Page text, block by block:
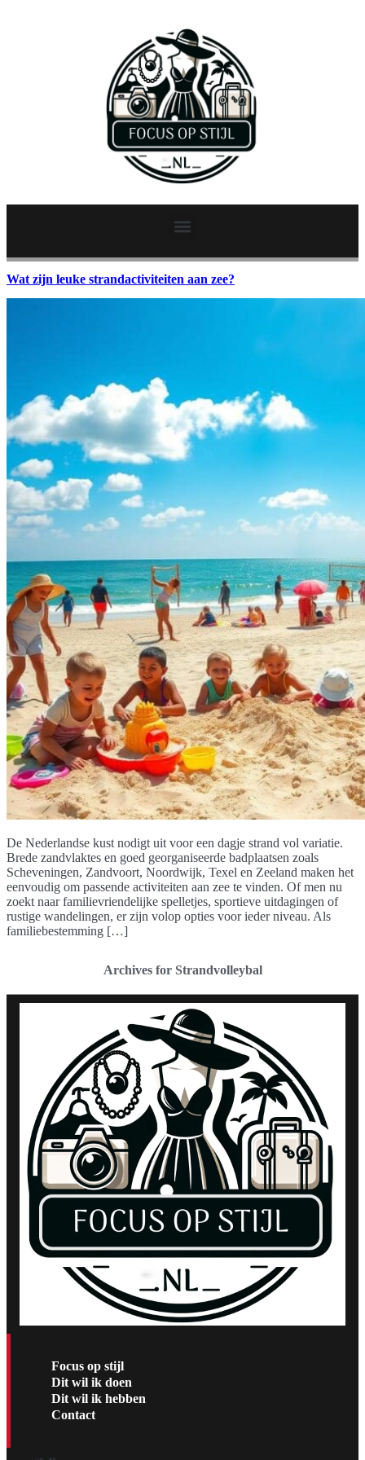
Wat zijn leuke strandactiviteiten aan zee?
De Nederlandse kust nodigt uit voor een dagje strand vol variatie.
Brede zandvlaktes en goed georganiseerde badplaatsen zoals
Scheveningen, Zandvoort, Noordwijk, Texel en Zeeland maken het
eenvoudig om passende activiteiten aan zee te vinden. Of men nu
zoekt naar familievriendelijke spelletjes, sportieve uitdagingen of
rustige wandelingen, er zijn volop opties voor ieder niveau. Als
familiebestemming […]
Archives for Strandvolleybal
Focus op stijl
Dit wil ik doen
Dit wil ik hebben
Contact